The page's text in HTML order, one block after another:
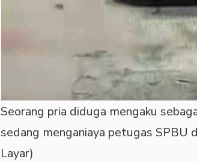
Seorang pria diduga mengaku
sedang menganiaya petugas SPBU
Layar)